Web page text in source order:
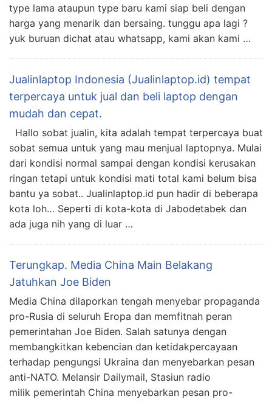
type lama ataupun type baru kami siap beli dengan
harga yang menarik dan bersaing. tunggu apa lagi ?
yuk buruan dichat atau whatsapp, kami akan kami …
Jualinlaptop Indonesia (Jualinlaptop.id) tempat
terpercaya untuk jual dan beli laptop dengan
mudah dan cepat.
Hallo sobat jualin, kita adalah tempat terpercaya buat
sobat semua untuk yang mau menjual laptopnya. Mulai
dari kondisi normal sampai dengan kondisi kerusakan
ringan tetapi untuk kondisi mati total kami belum bisa
bantu ya sobat.. Jualinlaptop.id pun hadir di beberapa
kota loh… Seperti di kota-kota di Jabodetabek dan
ada juga nih yang di luar …
Terungkap. Media China Main Belakang
Jatuhkan Joe Biden
Media China dilaporkan tengah menyebar propaganda
pro-Rusia di seluruh Eropa dan memfitnah peran
pemerintahan Joe Biden. Salah satunya dengan
membangkitkan kebencian dan ketidakpercayaan
terhadap pengungsi Ukraina dan menyebarkan pesan
anti-NATO. Melansir Dailymail, Stasiun radio
milik pemerintah China menyebarkan pesan pro-